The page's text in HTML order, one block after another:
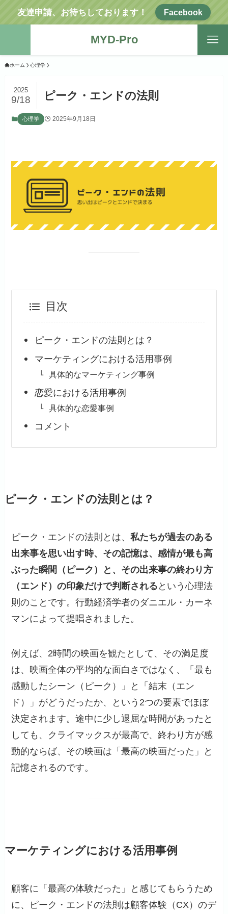
友達申請、お待ちしております！ Facebook
MYD-Pro
ホーム 心理学
ピーク・エンドの法則
2025
9/18
心理学 2025年9月18日
目次
ピーク・エンドの法則とは？
マーケティングにおける活用事例
具体的なマーケティング事例
恋愛における活用事例
具体的な恋愛事例
コメント
ピーク・エンドの法則とは？
ピーク・エンドの法則とは、私たちが過去のある
出来事を思い出す時、その記憶は、感情が最も高
ぶった瞬間（ピーク）と、その出来事の終わり方
（エンド）の印象だけで判断される という心理法
則のことです。行動経済学者のダニエル・カーネ
マンによって提唱されました。
例えば、2時間の映画を観たとして、その満足度
は、映画全体の平均的な面白さではなく、「最も
感動したシーン（ピーク）」と「結末（エン
ド）」がどうだったか、という2つの要素でほぼ
決定されます。途中に少し退屈な時間があったと
しても、クライマックスが最高で、終わり方が感
動的ならば、その映画は「最高の映画だった」と
記憶されるのです。
マーケティングにおける活用事例
顧客に「最高の体験だった」と感じてもらうため
に、ピーク・エンドの法則は顧客体験（CX）のデ